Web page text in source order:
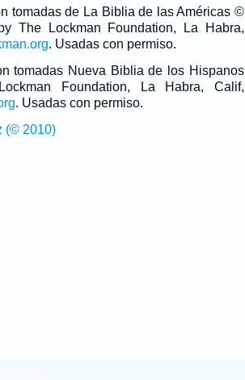
tomadas de La Biblia de las Américas ©
The Lockman Foundation, La Habra,
. Usadas con permiso.
tomadas Nueva Biblia de los Hispanos
Foundation, La Habra, Calif,
. Usadas con permiso.
(© 2010)